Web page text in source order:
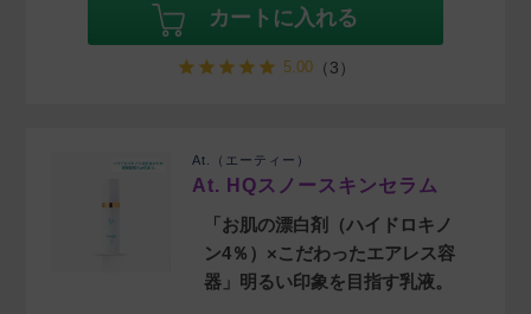
カートに入れる
5.00（3）
At.（エーティー）
At. HQスノースキンセラム
「お肌の漂白剤（ハイドロキノ
ン4％）×こだわったエアレス容
器」明るい印象を目指す乳液。